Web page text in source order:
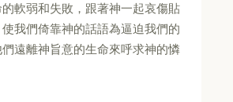
軟弱和失敗，跟著神一起哀傷貼
我們倚靠神的話語為逼迫我們的
遠離神旨意的生命來呼求神的憐